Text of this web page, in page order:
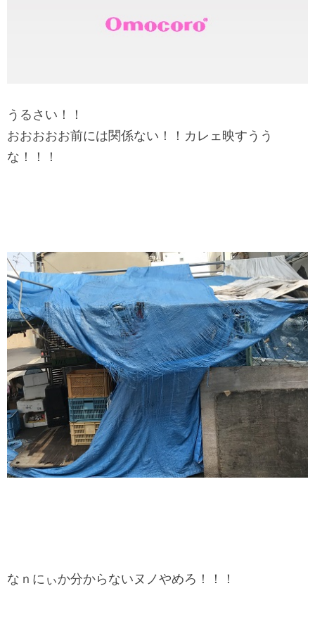
うるさい！！
おおおおお前には関係ない！！カレェ映すうう
な！！！
なｎにぃか分からないヌノやめろ！！！